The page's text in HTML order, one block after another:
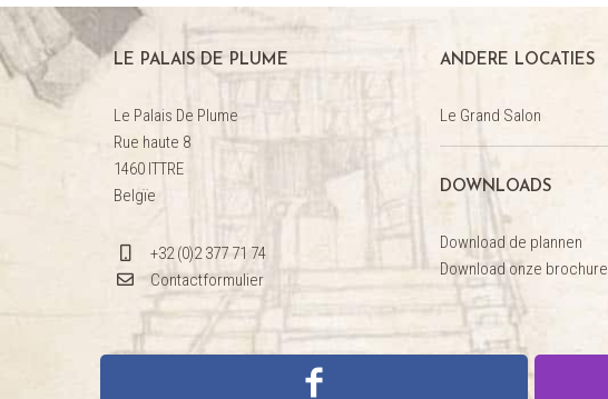
LE PALAIS DE PLUME
Le Palais De Plume
Rue haute 8
1460 ITTRE
Belgïe
+32 (0)2 377 71 74
Contactformulier
ANDERE LOCATIES
Le Grand Salon
DOWNLOADS
Download de plannen
Download onze brochure